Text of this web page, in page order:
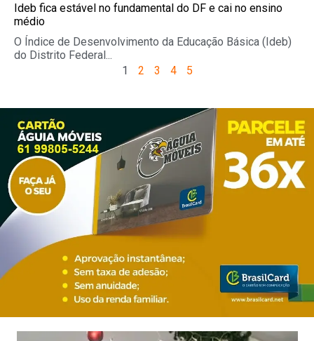
Ideb fica estável no fundamental do DF e cai no ensino
médio
O Índice de Desenvolvimento da Educação Básica (Ideb)
do Distrito Federal...
1 2 3 4 5